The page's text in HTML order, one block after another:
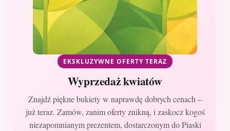
EKSKLUZYWNE OFERTY TERAZ
Wyprzedaż kwiatów
Znajdź piękne bukiety w naprawdę dobrych cenach –
już teraz. Zamów, zanim oferty znikną, i zaskocz kogoś
niezapomnianym prezentem, dostarczonym do Piaski